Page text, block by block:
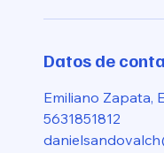
Datos de
Emiliano Zapata,
5631851812